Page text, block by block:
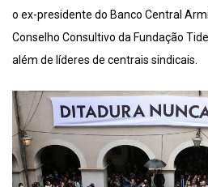
o ex-presidente do Banco Central
Conselho Consultivo da Fundação
além de líderes de centrais sindicais.